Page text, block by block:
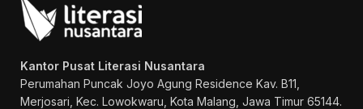
Kantor Pusat Literasi Nusantara
Perumahan Puncak Joyo Agung Residence Kav. B11,
Merjosari, Kec. Lowokwaru, Kota Malang, Jawa Timur 65144.